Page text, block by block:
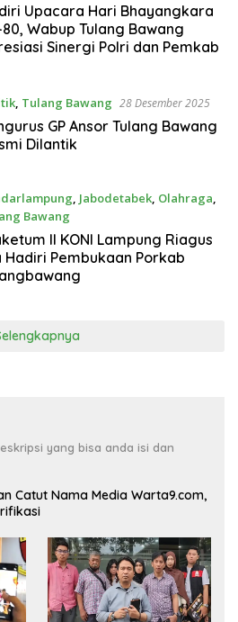
Upacara Hari Bhayangkara
Wabup Tulang Bawang
Sinergi Polri dan Pemkab
, Tulang Bawang 28 Desember 2025
GP Ansor Tulang Bawang
Dilantik
, Jabodetabek, Olahraga,
Bawang
2025
II KONI Lampung Riagus
Hadiri Pembukaan Porkab
yang bisa anda isi dan
Catut Nama Media Warta9.com,